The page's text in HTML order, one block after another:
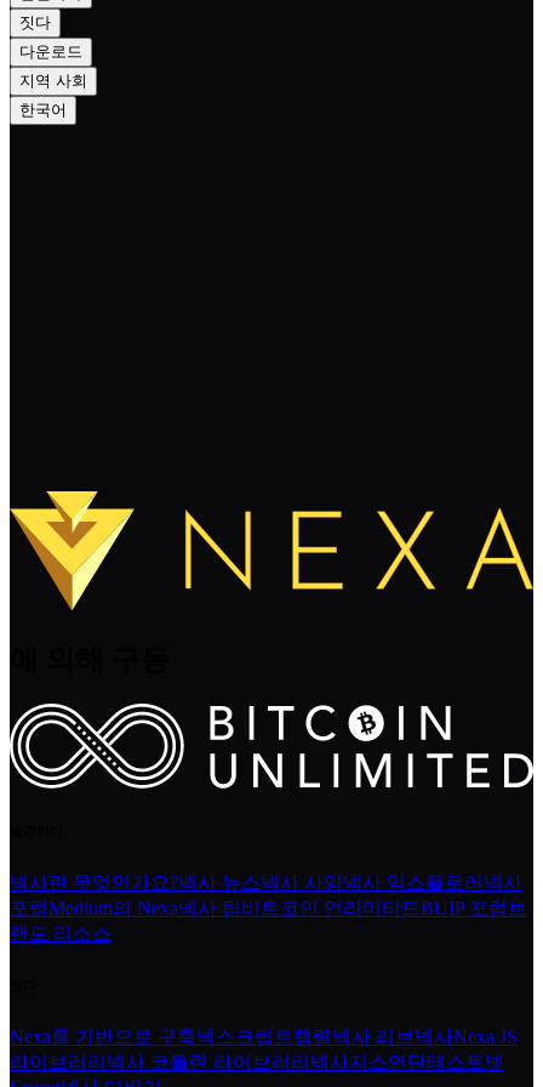
짓다
다운로드
지역 사회
한국어
넥사란 무엇인가요?넥사 뉴스넥사 사양넥사 익스플로러 넥사
포럼Medium의 Nexa넥사 팀비트코인 언리미티드BUIP 포럼 브
랜드 리소스
Nexa를 기반으로 구축넥스크립트행렬넥사 리브넥사Nexa JS
라이브러리 넥사 코틀린 라이브러리 넥사지스연단테스트넷